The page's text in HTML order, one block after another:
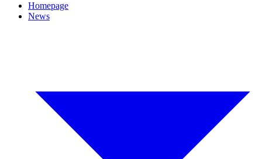
Homepage
News